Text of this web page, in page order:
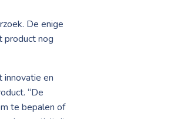
De enige
product nog
innovatie en
“De
te bepalen of